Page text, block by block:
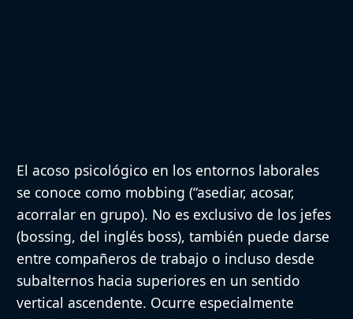
El acoso psicológico en los entornos laborales
se conoce como mobbing (“asediar, acosar,
acorralar en grupo). No es exclusivo de los jefes
(bossing, del inglés boss), también puede darse
entre compañeros de trabajo o incluso desde
subalternos hacia superiores en un sentido
vertical ascendente. Ocurre especialmente